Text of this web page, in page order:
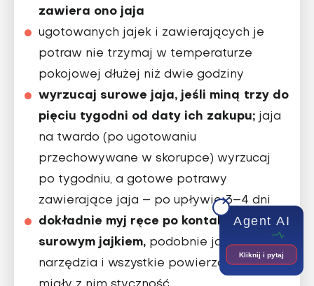
zawiera ono jaja
ugotowanych jajek i zawierających je
potraw nie trzymaj w temperaturze
pokojowej dłużej niż dwie godziny
wyrzucaj surowe jaja, jeśli miną trzy do
pięciu tygodni od daty ich zakupu; jaja
na twardo (po ugotowaniu
przechowywane w skorupce) wyrzucaj
po tygodniu, a gotowe potrawy
zawierające jaja – po upływie 3–4 dni
dokładnie myj ręce po kontakcie z
surowym jajkiem, podobnie jak
narzędzia i wszystkie powierzchnie, które
Agent AI
Kliknij i pytaj